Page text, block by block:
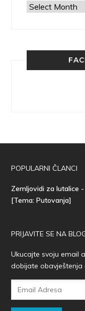
Arhiva
POPULARNI ČLANCI
Zemljovidi za lutalice
[Tema: Putovanja]
PRIJAVITE SE NA
Ukucajte svoju email
dobijate